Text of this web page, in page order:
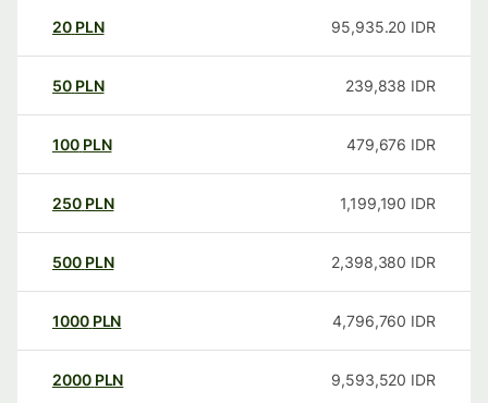
20 PLN 95,935.20 IDR
50 PLN 239,838 IDR
100 PLN 479,676 IDR
250 PLN 1,199,190 IDR
500 PLN 2,398,380 IDR
1000 PLN 4,796,760 IDR
2000 PLN 9,593,520 IDR